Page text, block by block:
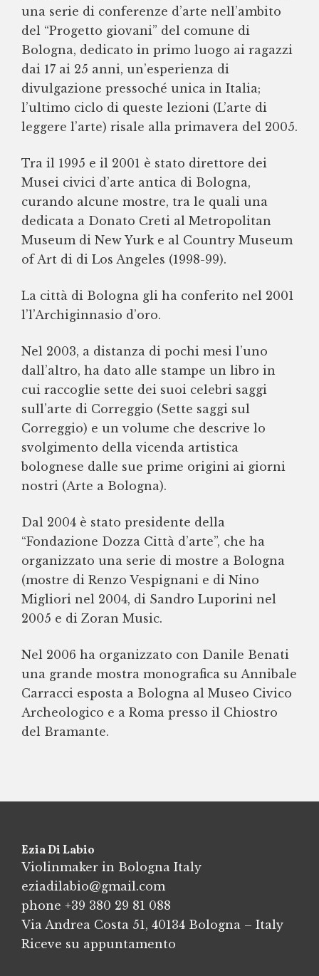
una serie di conferenze d’arte nell’ambito
del “Progetto giovani” del comune di
Bologna, dedicato in primo luogo ai ragazzi
dai 17 ai 25 anni, un’esperienza di
divulgazione pressoché unica in Italia;
l’ultimo ciclo di queste lezioni (L’arte di
leggere l’arte) risale alla primavera del 2005.
Tra il 1995 e il 2001 è stato direttore dei
Musei civici d’arte antica di Bologna,
curando alcune mostre, tra le quali una
dedicata a Donato Creti al Metropolitan
Museum di New Yurk e al Country Museum
of Art di di Los Angeles (1998-99).
La città di Bologna gli ha conferito nel 2001
l’l’Archiginnasio d’oro.
Nel 2003, a distanza di pochi mesi l’uno
dall’altro, ha dato alle stampe un libro in
cui raccoglie sette dei suoi celebri saggi
sull’arte di Correggio (Sette saggi sul
Correggio) e un volume che descrive lo
svolgimento della vicenda artistica
bolognese dalle sue prime origini ai giorni
nostri (Arte a Bologna).
Dal 2004 è stato presidente della
“Fondazione Dozza Città d’arte”, che ha
organizzato una serie di mostre a Bologna
(mostre di Renzo Vespignani e di Nino
Migliori nel 2004, di Sandro Luporini nel
2005 e di Zoran Music.
Nel 2006 ha organizzato con Danile Benati
una grande mostra monografica su Annibale
Carracci esposta a Bologna al Museo Civico
Archeologico e a Roma presso il Chiostro
del Bramante.
Ezia Di Labio
Violinmaker in Bologna Italy
eziadilabio@gmail.com
phone +39 380 29 81 088
Via Andrea Costa 51, 40134 Bologna – Italy
Riceve su appuntamento